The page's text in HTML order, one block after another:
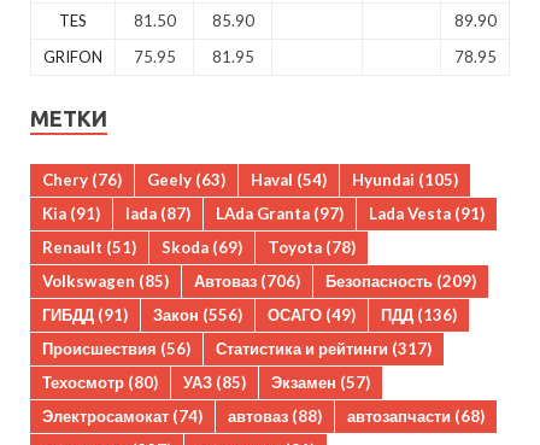
TES
81.50 85.90
89.90
GRIFON
75.95 81.95 78.95
МЕТКИ
Chery (76) Geely (63) Haval (54) Hyundai (105)
Kia (91) lada (87) LAda Granta (97) Lada Vesta (91)
Renault (51) Skoda (69) Toyota (78)
Volkswagen (85) Автоваз (706) Безопасность (209)
ГИБДД (91) Закон (556) ОСАГО (49) ПДД (136)
Происшествия (56) Статистика и рейтинги (317)
Техосмотр (80) УАЗ (85) Экзамен (57)
Электросамокат (74) автоваз (88) автозапчасти (68)